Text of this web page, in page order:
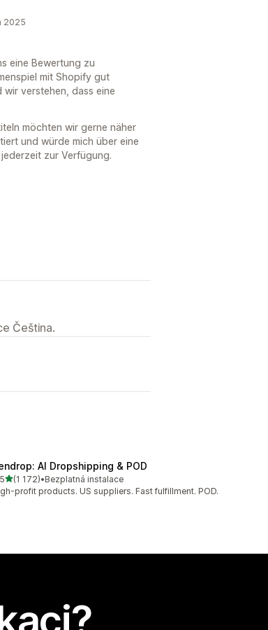
2025
eine Bewertung zu
mit Shopify gut
verstehen, dass eine
möchten wir gerne näher
und würde mich über eine
zur Verfügung.
Čeština.
AI Dropshipping & POD
z 5 hvězd
(1 172)počet recenzí: 1172
•Bezplatná instalace
profit products. US suppliers. Fast fulfillment. POD.